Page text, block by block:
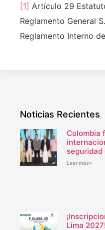
[1] Artículo 29
Reglamento General
Reglamento Interno
Noticias Recientes
Colombia
seguridad
Leer más»
Lima